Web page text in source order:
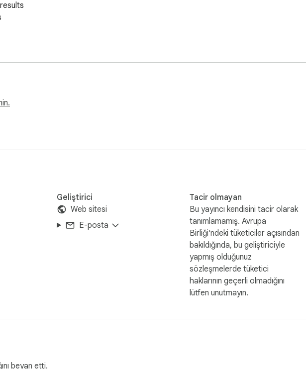
and your calculations never leave your device.
常四则运算，也可切换到科学模式完成三角函数、对数和开方运算 — 无需安装额外应
内容绝不离开你的设备。
Geliştirici
Web sitesi
E-posta
Tacir olmayan
Bu yayıncı kendisini tacir olarak
tanımlamamış. Avrupa
Birliği'ndeki tüketiciler açısından
bakıldığında, bu geliştiriciyle
yapmış olduğunuz
sözleşmelerde tüketici
haklarının geçerli olmadığını
lütfen unutmayın.
beyan etti.